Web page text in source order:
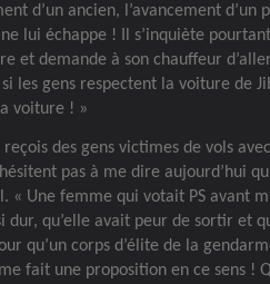
d’un ancien, l’avancement d’un
lui échappe ! Il s’inquiète
et demande à son chauffeur
les gens respectent la voiture de
voiture ! »
des gens victimes de vols
pas à me dire aujourd’hui
« Une femme qui votait PS avant
dur, qu’elle avait peur de sortir et
qu’un corps d’élite de la
fait une proposition en ce sens !